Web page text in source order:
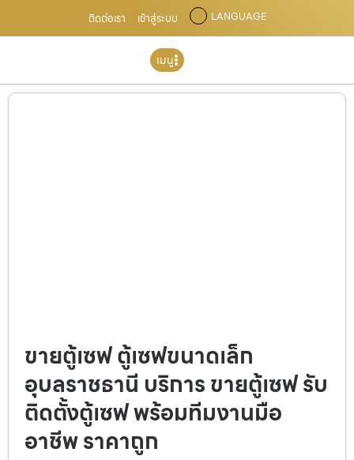
ติดต่อเรา เข้าสู่ระบบ LANGUAGE
เมนู
ขายตู้เซฟ ตู้เซฟขนาดเล็ก
อุบลราชธานี บริการ ขายตู้เซฟ รับ
ติดตั้งตู้เซฟ พร้อมทีมงานมือ
อาชีพ ราคาถูก